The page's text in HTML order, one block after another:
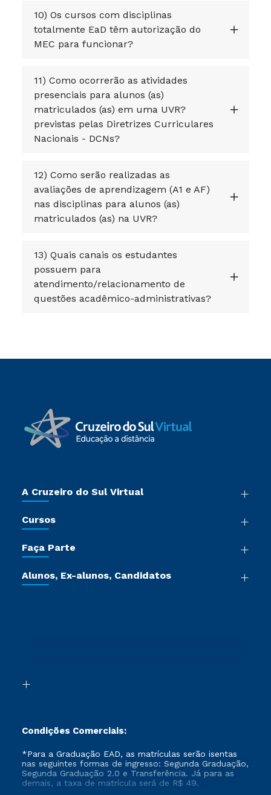
10) Os cursos com disciplinas
totalmente EaD têm autorização do
MEC para funcionar?
11) Como ocorrerão as atividades
presenciais para alunos (as)
matriculados (as) em uma UVR?
previstas pelas Diretrizes Curriculares
Nacionais - DCNs?
12) Como serão realizadas as
avaliações de aprendizagem (A1 e AF)
nas disciplinas para alunos (as)
matriculados (as) na UVR?
13) Quais canais os estudantes
possuem para
atendimento/relacionamento de
questões acadêmico-administrativas?
A Cruzeiro do Sul Virtual
Sala de Imprensa
Certificadoras
Jornada do Aluno
Cursos
Pós-graduação
Cursos Livres
Faça Parte
Vestibular Redação
Formação Pedagógica - R2
Alunos, Ex-alunos, Candidatos
Condições Comerciais:
*Para a Graduação EAD, as matrículas serão isentas
nas seguintes formas de ingresso: Segunda Graduação,
Segunda Graduação 2.0 e Transferência. Já para as
demais, a taxa de matrícula será de R$ 49.